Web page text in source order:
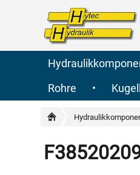
Rohre
•